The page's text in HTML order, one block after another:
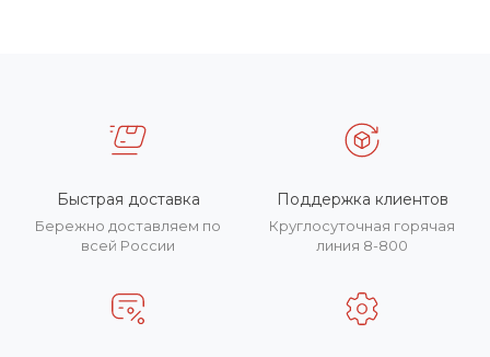
Быстрая доставка
Бережно доставляем по
всей России
Поддержка клиентов
Круглосуточная горячая
линия 8-800